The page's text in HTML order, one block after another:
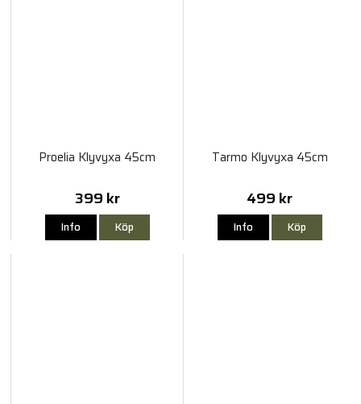
Proelia Klyvyxa 45cm
399 kr
Info Köp
Tarmo Klyvyxa 45cm
499 kr
Info Köp